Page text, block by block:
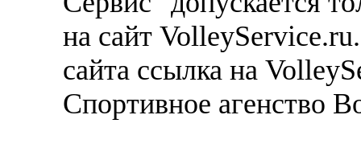
на сайт
сайта ссылка на
Спортивное агенство